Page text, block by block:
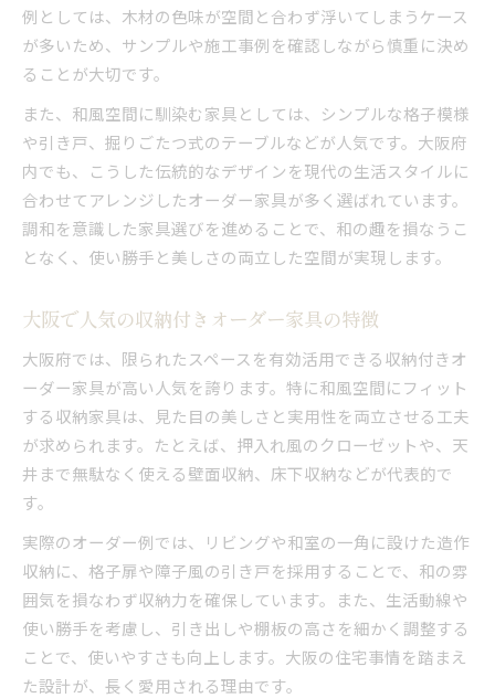
例としては、木材の色味が空間と合わず浮いてしまうケース
が多いため、サンプルや施工事例を確認しながら慎重に決め
ることが大切です。
また、和風空間に馴染む家具としては、シンプルな格子模様
や引き戸、掘りごたつ式のテーブルなどが人気です。大阪府
内でも、こうした伝統的なデザインを現代の生活スタイルに
合わせてアレンジしたオーダー家具が多く選ばれています。
調和を意識した家具選びを進めることで、和の趣を損なうこ
となく、使い勝手と美しさの両立した空間が実現します。
大阪で人気の収納付きオーダー家具の特徴
大阪府では、限られたスペースを有効活用できる収納付きオ
ーダー家具が高い人気を誇ります。特に和風空間にフィット
する収納家具は、見た目の美しさと実用性を両立させる工夫
が求められます。たとえば、押入れ風のクローゼットや、天
井まで無駄なく使える壁面収納、床下収納などが代表的で
す。
実際のオーダー例では、リビングや和室の一角に設けた造作
収納に、格子扉や障子風の引き戸を採用することで、和の雰
囲気を損なわず収納力を確保しています。また、生活動線や
使い勝手を考慮し、引き出しや棚板の高さを細かく調整する
ことで、使いやすさも向上します。大阪の住宅事情を踏まえ
た設計が、長く愛用される理由です。